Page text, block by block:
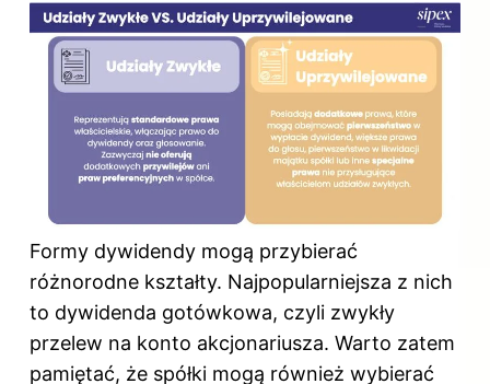
Formy dywidendy mogą przybierać
różnorodne kształty. Najpopularniejsza z nich
to dywidenda gotówkowa, czyli zwykły
przelew na konto akcjonariusza. Warto zatem
pamiętać, że spółki mogą również wybierać